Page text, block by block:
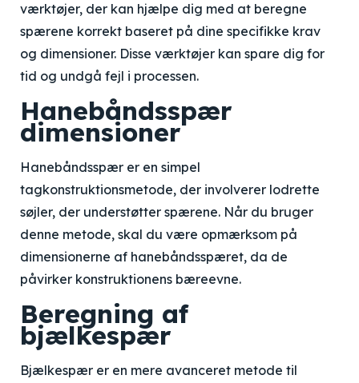
værktøjer, der kan hjælpe dig med at beregne
spærene korrekt baseret på dine specifikke krav
og dimensioner. Disse værktøjer kan spare dig for
tid og undgå fejl i processen.
Hanebåndsspær
dimensioner
Hanebåndsspær er en simpel
tagkonstruktionsmetode, der involverer lodrette
søjler, der understøtter spærene. Når du bruger
denne metode, skal du være opmærksom på
dimensionerne af hanebåndsspæret, da de
påvirker konstruktionens bæreevne.
Beregning af
bjælkespær
Bjælkespær er en mere avanceret metode til